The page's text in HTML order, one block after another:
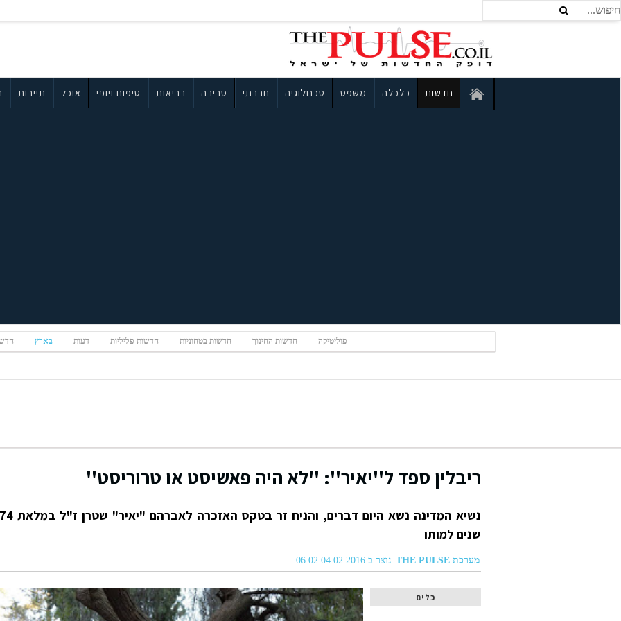
חדשות כלכלה משפט טכנולוגיה חברתי סביבה בריאות טיפוח ויופי אוכל תיירות
פוליטיקה חדשות החינוך חדשות בטחוניות חדשות פליליות דעות בארץ
ריבלין ספד ל''יאיר'': ''לא היה פאשיסט או טרוריסט''
נשיא המדינה נשא היום דברים, והניח זר בטקס האזכרה לאברהם "יאיר" שטרן ז"ל במלאת 74
שנים למותו
מערכת THE PULSE נוצר ב 04.02.2016 06:02
כלים